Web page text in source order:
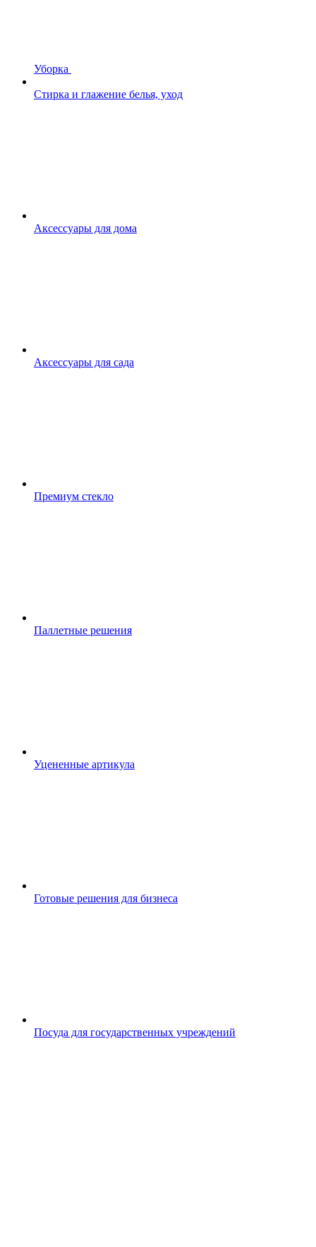
Уборка
Стирка и глажение белья, уход
Аксессуары для дома
Аксессуары для сада
Премиум стекло
Паллетные решения
Уцененные артикула
Готовые решения для бизнеса
Посуда для государственных учреждений